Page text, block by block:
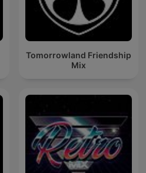
Tomorrowland Friendship
Mix